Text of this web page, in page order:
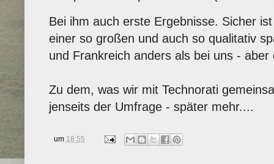
Bei ihm auch erste Ergebnisse. Sicher
einer so großen und auch so qualitativ
und Frankreich anders als bei uns -
Zu dem, was wir mit Technorati
jenseits der Umfrage - später mehr....
um 18:55